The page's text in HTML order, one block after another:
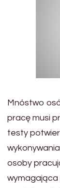
Mnóstwo
pracę musi
testy
osoby
wymagająca